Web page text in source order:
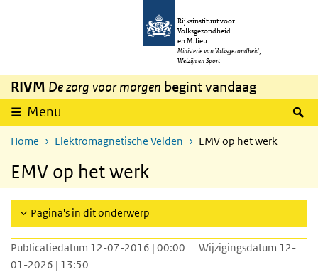
Overslaan en naar de inhoud gaan
Rijksinstituut voor
Volksgezondheid
en Milieu
Ministerie van Volksgezondheid,
Welzijn en Sport
RIVM De zorg voor morgen begint vandaag
Menu
Home Elektromagnetische Velden EMV op het werk
EMV op het werk
Pagina's in dit onderwerp
Publicatiedatum 12-07-2016 | 00:00
Wijzigingsdatum 12-
01-2026 | 13:50